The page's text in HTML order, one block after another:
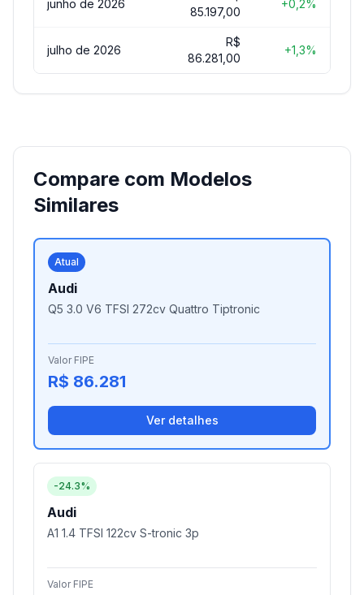
junho de 2026
85.197,00
+0,2%
julho de 2026
R$
86.281,00
+1,3%
Compare com Modelos
Similares
Atual
Audi
Q5 3.0 V6 TFSI 272cv Quattro Tiptronic
Valor FIPE
R$ 86.281
Ver detalhes
-24.3%
Audi
A1 1.4 TFSI 122cv S-tronic 3p
Valor FIPE